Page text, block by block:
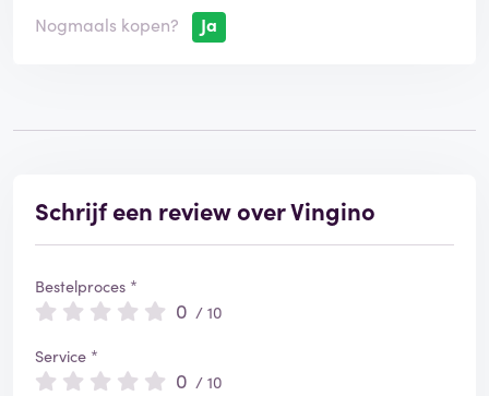
Nogmaals kopen?
Ja
Schrijf een review over Vingino
Bestelproces *
0 / 10
Service *
0 / 10